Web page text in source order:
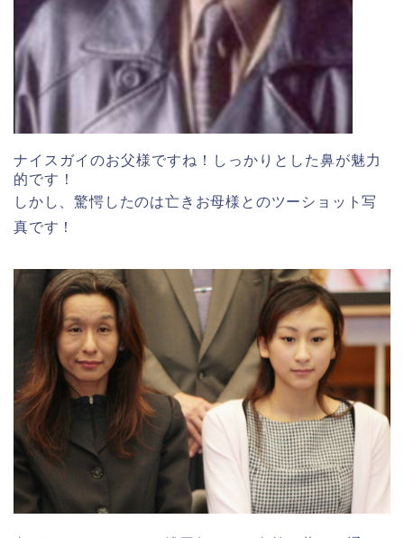
ナイスガイのお父様ですね！しっかりとした鼻が魅力
的です！
しかし、驚愕したのは亡きお母様とのツーショット写
真です！